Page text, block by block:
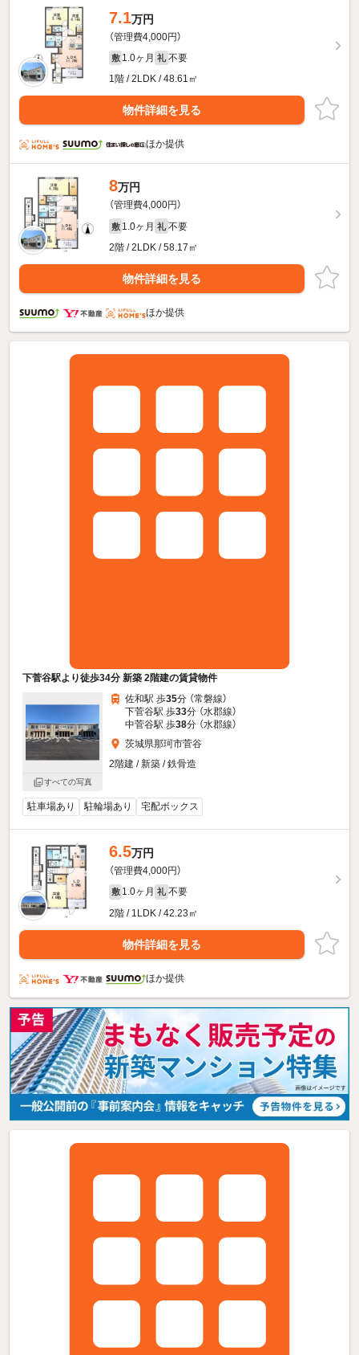
7.1万円
（管理費4,000円）
敷 1.0ヶ月 礼 不要
1階 / 2LDK / 48.61㎡
物件詳細を見る
ほか提供
8万円
（管理費4,000円）
敷 1.0ヶ月 礼 不要
2階 / 2LDK / 58.17㎡
物件詳細を見る
ほか提供
下菅谷駅より徒歩34分 新築 2階建の賃貸物件
すべての写真
佐和駅 歩35分 （常磐線）
下菅谷駅 歩33分 （水郡線）
中菅谷駅 歩38分 （水郡線）
茨城県那珂市菅谷
2階建 / 新築 / 鉄骨造
駐車場あり 駐輪場あり 宅配ボックス
6.5万円
（管理費4,000円）
敷 1.0ヶ月 礼 不要
2階 / 1LDK / 42.23㎡
物件詳細を見る
ほか提供